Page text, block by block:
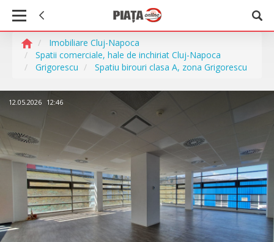
Imobiliare Cluj-Napoca
Spatii comerciale, hale de inchiriat Cluj-Napoca
Grigorescu
Spatiu birouri clasa A, zona Grigorescu
12.05.2026 12:46